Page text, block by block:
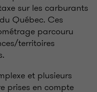
sur les carburants
Québec. Ces
parcouru
territoires
et plusieurs
prises en compte